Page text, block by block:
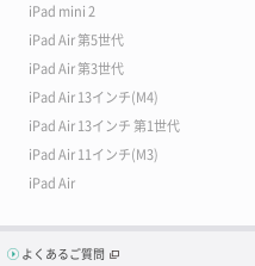
iPad mini 2
iPad Air 第5世代
iPad Air 第3世代
iPad Air 13インチ(M4)
iPad Air 13インチ 第1世代
iPad Air 11インチ(M3)
iPad Air
よくあるご質問